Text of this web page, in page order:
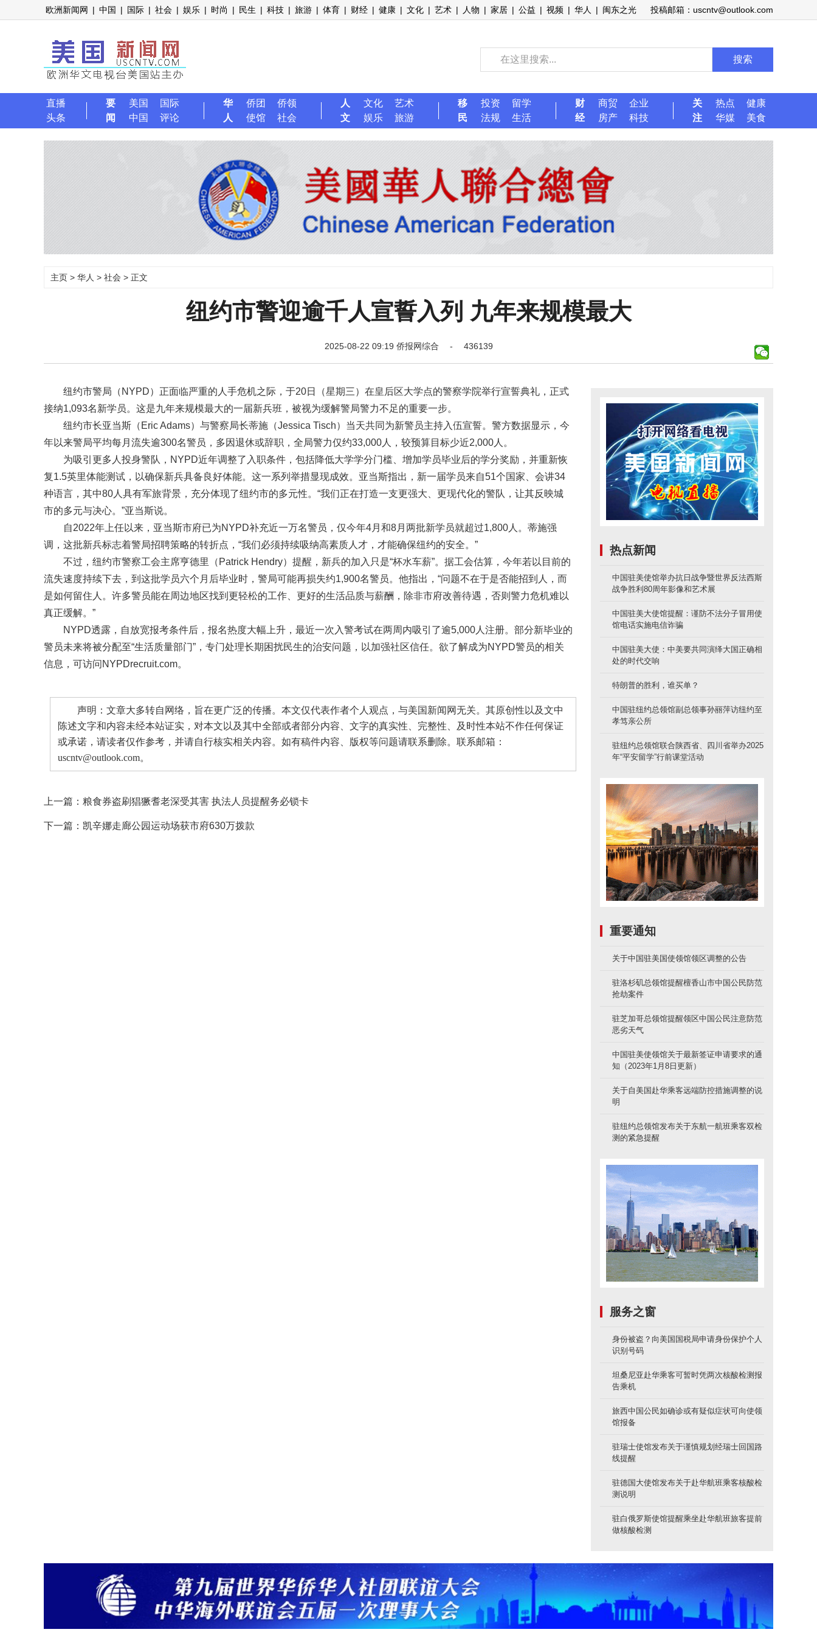
欧洲新闻网 | 中国 | 国际 | 社会 | 娱乐 | 时尚 | 民生 | 科技 | 旅游 | 体育 | 财经 | 健康 | 文化 | 艺术 | 人物 | 家居 | 公益 | 视频 | 华人 | 闽东之光 投稿邮箱：uscntv@outlook.com
搜索
直播
头条
要
闻
美国
国际
中国
评论
华
人
侨团
侨领
使馆
社会
人
文
文化
艺术
娱乐
旅游
移
民
投资
留学
法规
生活
财
经
商贸
企业
房产
科技
关
注
热点
健康
华媒
美食
主页 > 华人 > 社会 > 正文
纽约市警迎逾千人宣誓入列 九年来规模最大
2025-08-22 09:19 侨报网综合 - 436139
纽约市警局（NYPD）正面临严重的人手危机之际，于20日（星期三）在皇后区大学点的警察学院举行宣誓典礼，正式
接纳1,093名新学员。这是九年来规模最大的一届新兵班，被视为缓解警局警力不足的重要一步。
纽约市长亚当斯（Eric Adams）与警察局长蒂施（Jessica Tisch）当天共同为新警员主持入伍宣誓。警方数据显示，今
年以来警局平均每月流失逾300名警员，多因退休或辞职，全局警力仅约33,000人，较预算目标少近2,000人。
为吸引更多人投身警队，NYPD近年调整了入职条件，包括降低大学学分门槛、增加学员毕业后的学分奖励，并重新恢
复1.5英里体能测试，以确保新兵具备良好体能。这一系列举措显现成效。亚当斯指出，新一届学员来自51个国家、会讲34
种语言，其中80人具有军旅背景，充分体现了纽约市的多元性。“我们正在打造一支更强大、更现代化的警队，让其反映城
市的多元与决心。”亚当斯说。
自2022年上任以来，亚当斯市府已为NYPD补充近一万名警员，仅今年4月和8月两批新学员就超过1,800人。蒂施强
调，这批新兵标志着警局招聘策略的转折点，“我们必须持续吸纳高素质人才，才能确保纽约的安全。”
不过，纽约市警察工会主席亨德里（Patrick Hendry）提醒，新兵的加入只是“杯水车薪”。据工会估算，今年若以目前的
流失速度持续下去，到这批学员六个月后毕业时，警局可能再损失约1,900名警员。他指出，“问题不在于是否能招到人，而
是如何留住人。许多警员能在周边地区找到更轻松的工作、更好的生活品质与薪酬，除非市府改善待遇，否则警力危机难以
真正缓解。”
NYPD透露，自放宽报考条件后，报名热度大幅上升，最近一次入警考试在两周内吸引了逾5,000人注册。部分新毕业的
警员未来将被分配至“生活质量部门”，专门处理长期困扰民生的治安问题，以加强社区信任。欲了解成为NYPD警员的相关
信息，可访问NYPDrecruit.com。
声明：文章大多转自网络，旨在更广泛的传播。本文仅代表作者个人观点，与美国新闻网无关。其原创性以及文中
陈述文字和内容未经本站证实，对本文以及其中全部或者部分内容、文字的真实性、完整性、及时性本站不作任何保证
或承诺，请读者仅作参考，并请自行核实相关内容。如有稿件内容、版权等问题请联系删除。联系邮箱：
uscntv@outlook.com。
上一篇： 粮食券盗刷猖獗耆老深受其害 执法人员提醒务必锁卡
下一篇： 凯辛娜走廊公园运动场获市府630万拨款
热点新闻
中国驻美使馆举办抗日战争暨世界反法西斯
战争胜利80周年影像和艺术展
中国驻美大使馆提醒：谨防不法分子冒用使
馆电话实施电信诈骗
中国驻美大使：中美要共同演绎大国正确相
处的时代交响
特朗普的胜利，谁买单？
中国驻纽约总领馆副总领事孙丽萍访纽约至
孝笃亲公所
驻纽约总领馆联合陕西省、四川省举办2025
年“平安留学”行前课堂活动
重要通知
关于中国驻美国使领馆领区调整的公告
驻洛杉矶总领馆提醒檀香山市中国公民防范
抢劫案件
驻芝加哥总领馆提醒领区中国公民注意防范
恶劣天气
中国驻美使领馆关于最新签证申请要求的通
知（2023年1月8日更新）
关于自美国赴华乘客远端防控措施调整的说
明
驻纽约总领馆发布关于东航一航班乘客双检
测的紧急提醒
服务之窗
身份被盗？向美国国税局申请身份保护个人
识别号码
坦桑尼亚赴华乘客可暂时凭两次核酸检测报
告乘机
旅西中国公民如确诊或有疑似症状可向使领
馆报备
驻瑞士使馆发布关于谨慎规划经瑞士回国路
线提醒
驻德国大使馆发布关于赴华航班乘客核酸检
测说明
驻白俄罗斯使馆提醒乘坐赴华航班旅客提前
做核酸检测